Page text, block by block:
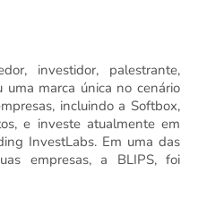
investidor, palestrante,
uma marca única no cenário
, incluindo a Softbox,
, e investe atualmente em
InvestLabs. Em uma das
empresas, a BLIPS, foi